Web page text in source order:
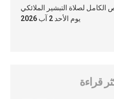
الكامل لصلاة التبشير الملائكي
يوم الأحد 2 آب 2026
قراءة